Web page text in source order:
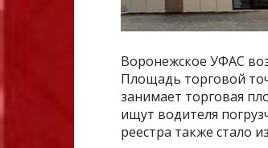
Воронежское УФАС
Площадь торговой
занимает торговая
ищут водителя
реестра также стало